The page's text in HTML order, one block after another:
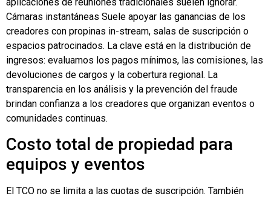
Cámaras instantáneas Suele apoyar las ganancias de los
creadores con propinas in-stream, salas de suscripción o
espacios patrocinados. La clave está en la distribución de
ingresos: evaluamos los pagos mínimos, las comisiones, las
devoluciones de cargos y la cobertura regional. La
transparencia en los análisis y la prevención del fraude
brindan confianza a los creadores que organizan eventos o
comunidades continuas.
Costo total de propiedad para
equipos y eventos
El TCO no se limita a las cuotas de suscripción. También